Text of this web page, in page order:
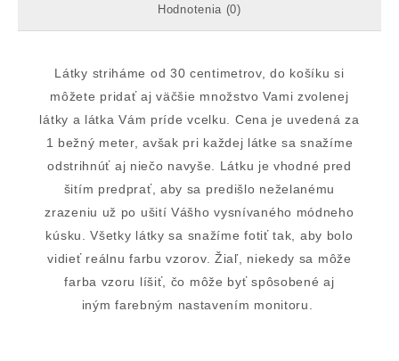
Hodnotenia (0)
Látky striháme od 30 centimetrov, do košíku si
môžete pridať aj väčšie množstvo Vami zvolenej
látky a látka Vám príde vcelku. Cena je uvedená za
1 bežný meter, avšak pri každej látke sa snažíme
odstrihnúť aj niečo navyše. Látku je vhodné pred
šitím predprať, aby sa predišlo neželanému
zrazeniu už po ušití Vášho vysnívaného módneho
kúsku. Všetky látky sa snažíme fotiť tak, aby bolo
vidieť reálnu farbu vzorov. Žiaľ, niekedy sa môže
farba vzoru líšiť, čo môže byť spôsobené aj
iným farebným nastavením monitoru.